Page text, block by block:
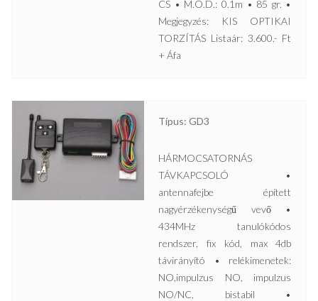
CS • M.O.D.: 0.1m • 85 gr. •
Megjegyzés: KIS OPTIKAI
TORZÍTÁS Listaár: 3.600.- Ft
+ Áfa
Típus: GD3
HÁRMOCSATORNÁS
TÁVKAPCSOLÓ •
antennafejbe épített
nagyérzékenységű vevő •
434MHz tanulókódos
rendszer, fix kód, max 4db
távirányító • relékimenetek:
NO,impulzus NO, impulzus
NO/NC, bistabil •